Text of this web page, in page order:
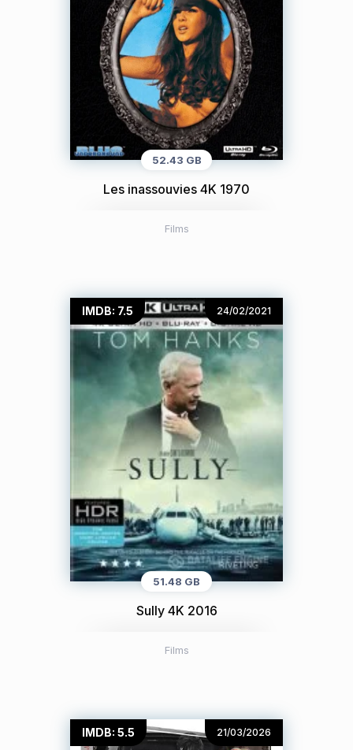
52.43 GB
Les inassouvies 4K 1970
Films
IMDB: 7.5 24/02/2021
51.48 GB
Sully 4K 2016
Films
IMDB: 5.5 21/03/2026